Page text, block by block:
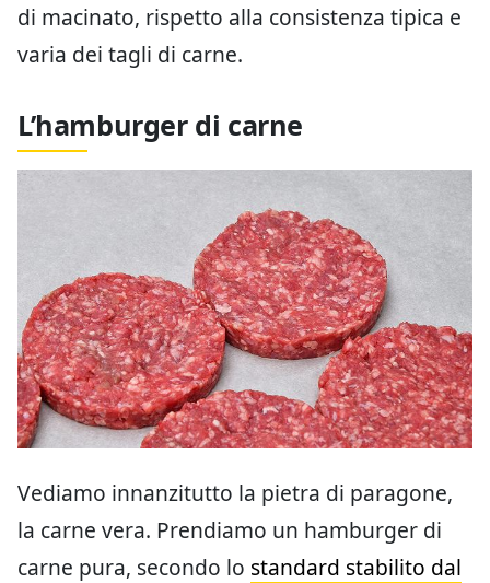
di macinato, rispetto alla consistenza tipica e
varia dei tagli di carne.
L’hamburger di carne
Vediamo innanzitutto la pietra di paragone,
la carne vera. Prendiamo un hamburger di
carne pura, secondo lo standard stabilito dal